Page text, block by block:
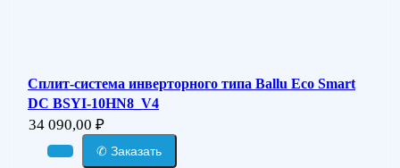
Сплит-система инверторного типа Ballu Eco Smart
DC BSYI-10HN8_V4
34 090,00 ₽
✆ Заказать